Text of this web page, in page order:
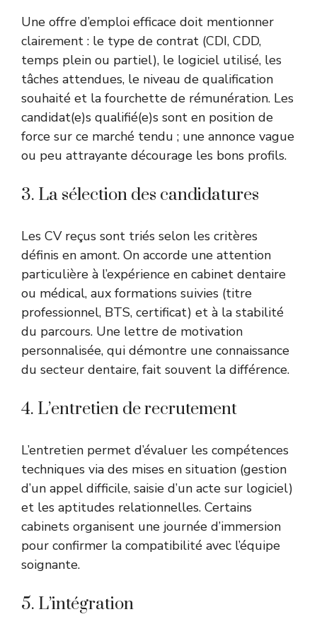
Une offre d’emploi efficace doit mentionner
clairement : le type de contrat (CDI, CDD,
temps plein ou partiel), le logiciel utilisé, les
tâches attendues, le niveau de qualification
souhaité et la fourchette de rémunération. Les
candidat(e)s qualifié(e)s sont en position de
force sur ce marché tendu ; une annonce vague
ou peu attrayante décourage les bons profils.
3. La sélection des candidatures
Les CV reçus sont triés selon les critères
définis en amont. On accorde une attention
particulière à l’expérience en cabinet dentaire
ou médical, aux formations suivies (titre
professionnel, BTS, certificat) et à la stabilité
du parcours. Une lettre de motivation
personnalisée, qui démontre une connaissance
du secteur dentaire, fait souvent la différence.
4. L’entretien de recrutement
L’entretien permet d’évaluer les compétences
techniques via des mises en situation (gestion
d’un appel difficile, saisie d’un acte sur logiciel)
et les aptitudes relationnelles. Certains
cabinets organisent une journée d’immersion
pour confirmer la compatibilité avec l’équipe
soignante.
5. L’intégration